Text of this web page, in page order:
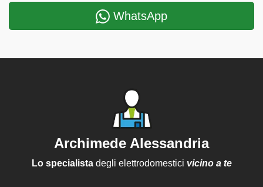
WhatsApp
Archimede Alessandria
Lo specialistadegli elettrodomestici vicino a te